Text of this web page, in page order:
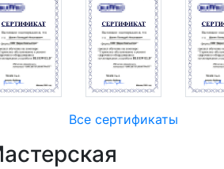
Все сертификаты